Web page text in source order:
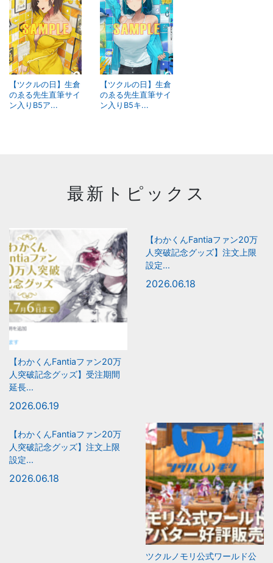
【ツクルの日】生倉
のゑる先生直筆サイ
ン入りB5ア...
【ツクルの日】生倉
のゑる先生直筆サイ
ン入りB5キ...
最新トピックス
【わかくんFantiaファン20万
人突破記念グッズ】受注期間
延長...
2026.06.19
【わかくんFantiaファン20万
人突破記念グッズ】注文上限
設定...
2026.06.18
【わかくんFantiaファン20万
人突破記念グッズ】注文上限
設定...
2026.06.18
ツクルノモリ公式ワールド公